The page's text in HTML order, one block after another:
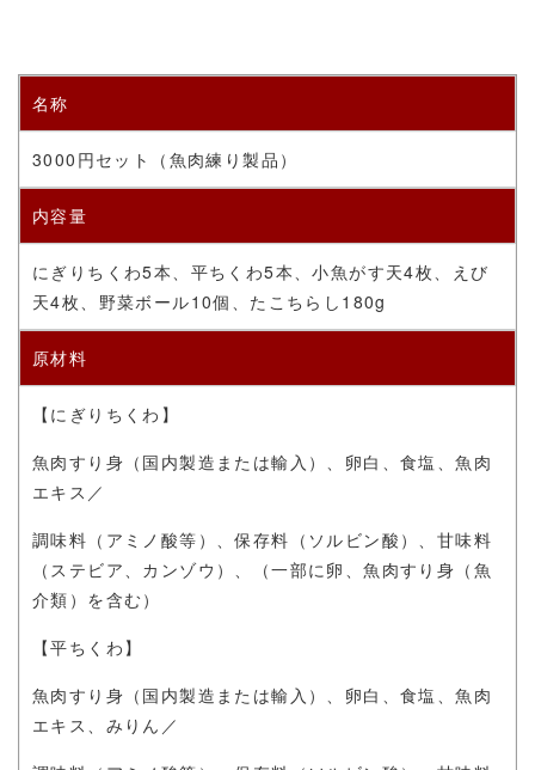
名称
3000円セット（ 魚肉練り製品）
内容量
にぎりちくわ5本、平ちくわ5本、小魚がす天4枚、えび
天4枚、野菜ボール10個、たこちらし180g
原材料
【にぎりちくわ】
魚肉すり身（国内製造または輸入）、卵白、食塩、魚肉
エキス／
調味料（アミノ酸等）、保存料（ソルビン酸）、甘味料
（ステビア、カンゾウ）、（一部に卵、魚肉すり身（魚
介類）を含む）
【平ちくわ】
魚肉すり身（国内製造または輸入）、卵白、食塩、魚肉
エキス、みりん／